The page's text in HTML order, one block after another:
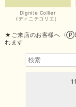
Dignite Collier
(ディニテコリエ）
★ご来店のお客様へ〈Ⓟ
れます